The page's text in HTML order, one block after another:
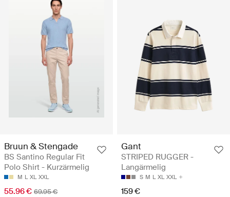
Bruun & Stengade
BS Santino Regular Fit
Polo Shirt - Kurzärmelig
M L XL XXL
55.96 € 69.95 €
Gant
STRIPED RUGGER -
Langärmelig
S M L XL XXL
159 €